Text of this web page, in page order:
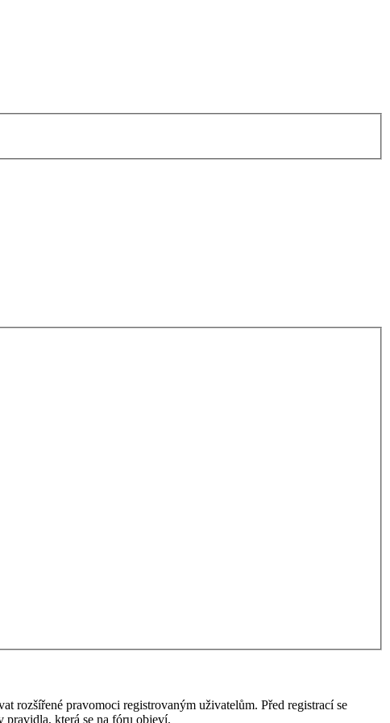
rozšířené pravomoci registrovaným uživatelům. Před registrací se
pravidla, která se na fóru objeví.